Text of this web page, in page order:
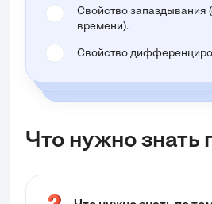
Свойство запаздывания
времени).
Свойство
Что нужно знать